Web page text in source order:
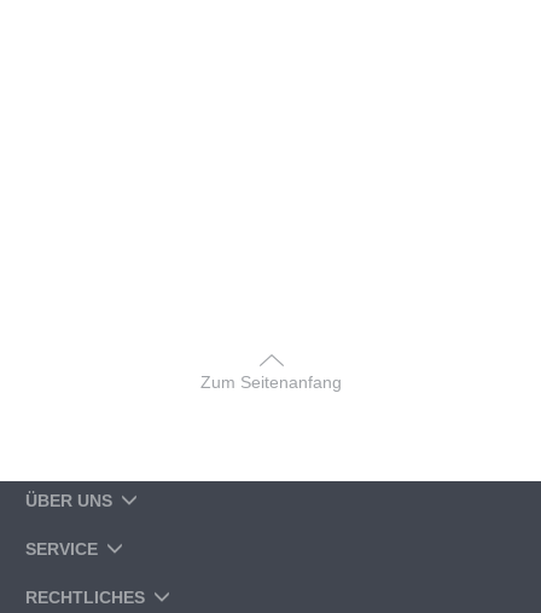
Zum Seitenanfang
ÜBER UNS
SERVICE
RECHTLICHES